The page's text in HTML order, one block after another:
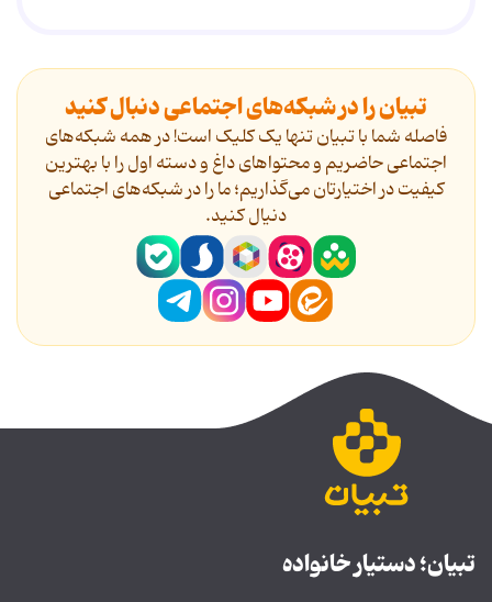
تبیان را در شبکه‌های اجتماعی دنبال کنید
فاصله شما با تبیان تنها یک کلیک است! در همه شبکه‌های
اجتماعی حاضریم و محتواهای داغ و دسته اول را با بهترین
کیفیت در اختیارتان می‌گذاریم؛ ما را در شبکه‌های اجتماعی
دنیال کنید.
تبیان؛ دستیار خانواده